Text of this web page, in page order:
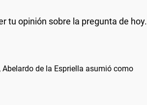
tu opinión sobre la pregunta de hoy.
de la Espriella asumió como